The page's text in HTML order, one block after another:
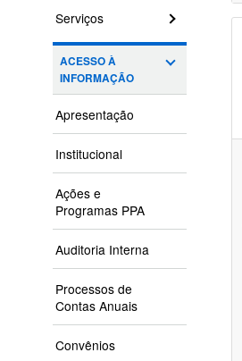
Serviços
ACESSO À
INFORMAÇÃO
Apresentação
Institucional
Ações e
Programas PPA
Auditoria Interna
Processos de
Contas Anuais
Convênios